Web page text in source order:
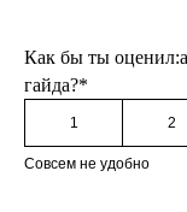
Как бы ты оценил:а
гайда?*
1 2
Совсем не удобно